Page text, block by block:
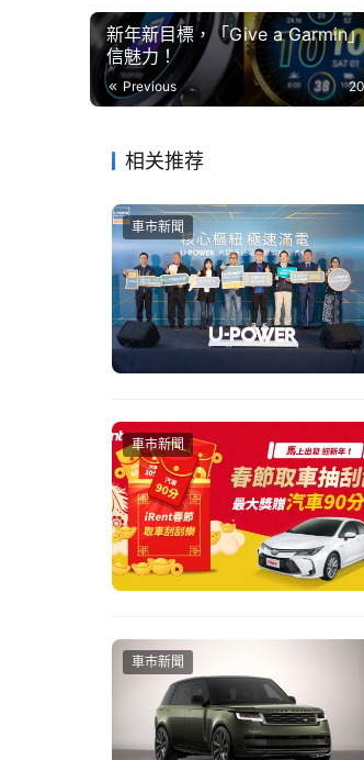
TIG 憑藉傲視群雄的超強實力，
車個性化的無限潛力。TIG DC
釋了 TIG 無畏束縛的自由精神
新年新目標，「Give a Garmin
信魅力！
Previous
相关推荐
車市新聞
車市新聞
車市新聞